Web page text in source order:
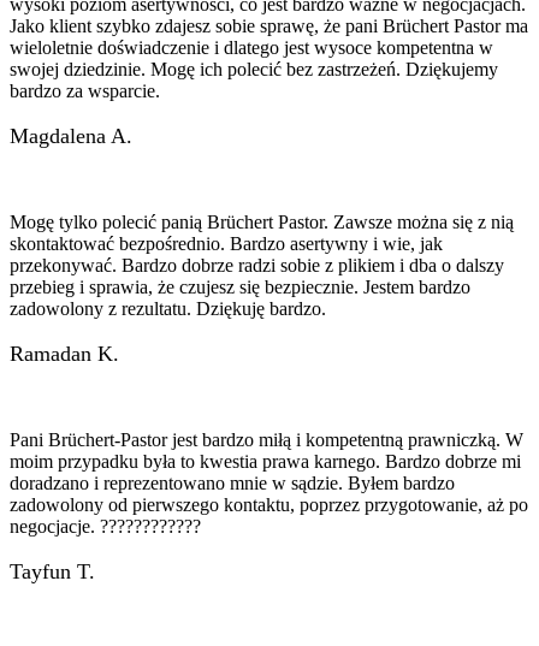
wysoki poziom asertywności, co jest bardzo ważne w negocjacjach.
Jako klient szybko zdajesz sobie sprawę, że pani Brüchert Pastor ma
wieloletnie doświadczenie i dlatego jest wysoce kompetentna w
swojej dziedzinie. Mogę ich polecić bez zastrzeżeń. Dziękujemy
bardzo za wsparcie.
Magdalena A.
Mogę tylko polecić panią Brüchert Pastor. Zawsze można się z nią
skontaktować bezpośrednio. Bardzo asertywny i wie, jak
przekonywać. Bardzo dobrze radzi sobie z plikiem i dba o dalszy
przebieg i sprawia, że czujesz się bezpiecznie. Jestem bardzo
zadowolony z rezultatu. Dziękuję bardzo.
Ramadan K.
Pani Brüchert-Pastor jest bardzo miłą i kompetentną prawniczką. W
moim przypadku była to kwestia prawa karnego. Bardzo dobrze mi
doradzano i reprezentowano mnie w sądzie. Byłem bardzo
zadowolony od pierwszego kontaktu, poprzez przygotowanie, aż po
negocjacje. ????????????
Tayfun T.